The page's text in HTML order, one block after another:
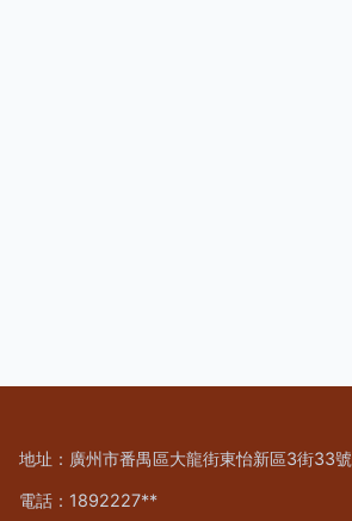
地址：廣州市番禺區大龍街東怡新區3街33號
電話：1892227**